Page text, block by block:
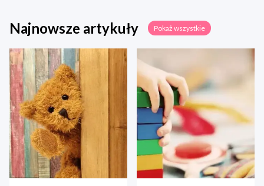
Najnowsze artykuły Pokaż wszystkie